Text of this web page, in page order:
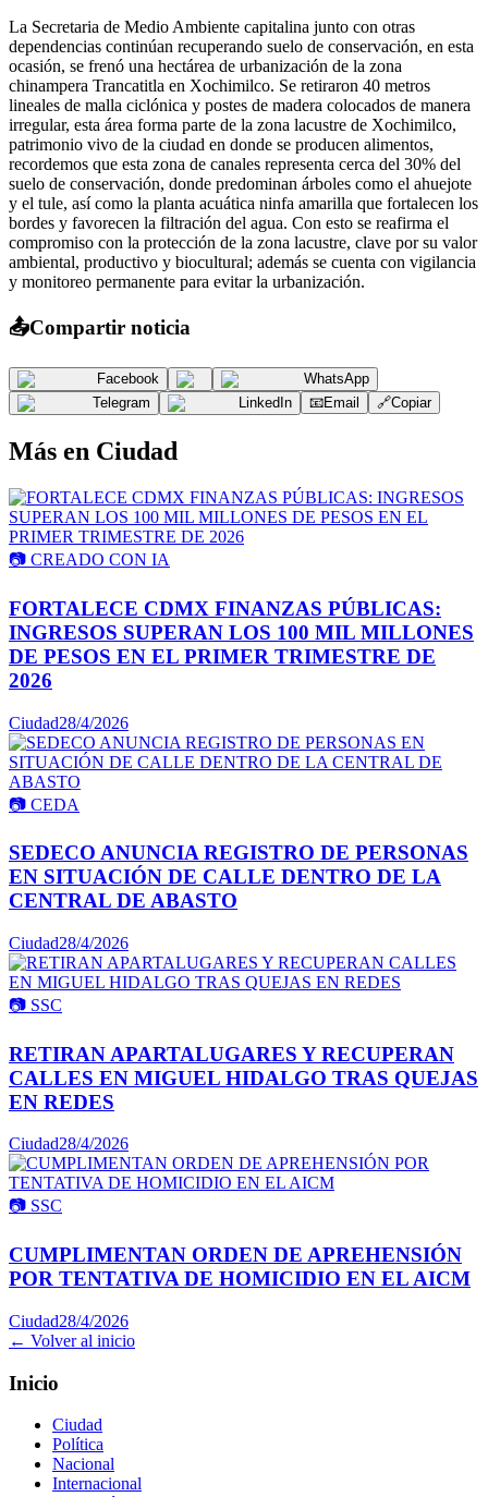
La Secretaria de Medio Ambiente capitalina junto con otras
dependencias continúan recuperando suelo de conservación, en esta
ocasión, se frenó una hectárea de urbanización de la zona
chinampera Trancatitla en Xochimilco. Se retiraron 40 metros
lineales de malla ciclónica y postes de madera colocados de manera
irregular, esta área forma parte de la zona lacustre de Xochimilco,
patrimonio vivo de la ciudad en donde se producen alimentos,
recordemos que esta zona de canales representa cerca del 30% del
suelo de conservación, donde predominan árboles como el ahuejote
y el tule, así como la planta acuática ninfa amarilla que fortalecen los
bordes y favorecen la filtración del agua. Con esto se reafirma el
compromiso con la protección de la zona lacustre, clave por su valor
ambiental, productivo y biocultural; además se cuenta con vigilancia
y monitoreo permanente para evitar la urbanización.
📤Compartir noticia
Facebook
WhatsApp
Telegram
LinkedIn 📧Email 🔗Copiar
Más en Ciudad
📷 CREADO CON IA
FORTALECE CDMX FINANZAS PÚBLICAS:
INGRESOS SUPERAN LOS 100 MIL MILLONES
DE PESOS EN EL PRIMER TRIMESTRE DE
2026
Ciudad28/4/2026
📷 CEDA
SEDECO ANUNCIA REGISTRO DE PERSONAS
EN SITUACIÓN DE CALLE DENTRO DE LA
CENTRAL DE ABASTO
Ciudad28/4/2026
📷 SSC
RETIRAN APARTALUGARES Y RECUPERAN
CALLES EN MIGUEL HIDALGO TRAS QUEJAS
EN REDES
Ciudad28/4/2026
📷 SSC
CUMPLIMENTAN ORDEN DE APREHENSIÓN
POR TENTATIVA DE HOMICIDIO EN EL AICM
Ciudad28/4/2026
← Volver al inicio
Inicio
Ciudad
Política
Nacional
Internacional